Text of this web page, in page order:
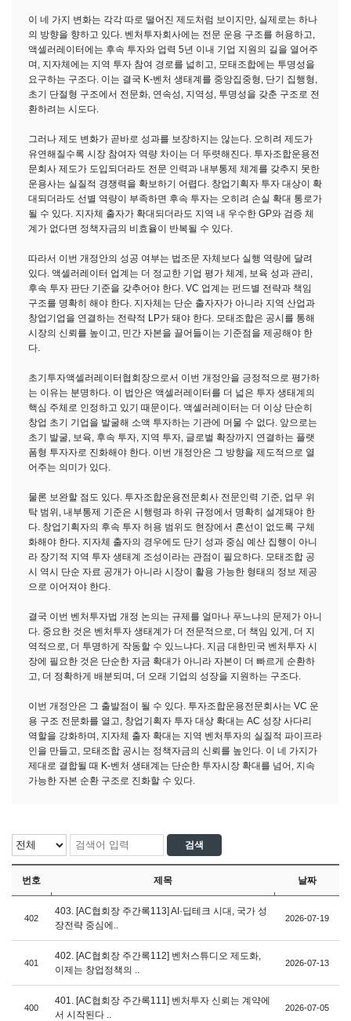
이 네 가지 변화는 각각 따로 떨어진 제도처럼 보이지만, 실제로는 하나
의 방향을 향하고 있다. 벤처투자회사에는 전문 운용 구조를 허용하고,
액셀러레이터에는 후속 투자와 업력 5년 이내 기업 지원의 길을 열어주
며, 지자체에는 지역 투자 참여 경로를 넓히고, 모태조합에는 투명성을
요구하는 구조다. 이는 결국 K-벤처 생태계를 중앙집중형, 단기 집행형,
초기 단절형 구조에서 전문화, 연속성, 지역성, 투명성을 갖춘 구조로 전
환하려는 시도다.
그러나 제도 변화가 곧바로 성과를 보장하지는 않는다. 오히려 제도가
유연해질수록 시장 참여자 역량 차이는 더 뚜렷해진다. 투자조합운용전
문회사 제도가 도입되더라도 전문 인력과 내부통제 체계를 갖추지 못한
운용사는 실질적 경쟁력을 확보하기 어렵다. 창업기획자 투자 대상이 확
대되더라도 선별 역량이 부족하면 후속 투자는 오히려 손실 확대 통로가
될 수 있다. 지자체 출자가 확대되더라도 지역 내 우수한 GP와 검증 체
계가 없다면 정책자금의 비효율이 반복될 수 있다.
따라서 이번 개정안의 성공 여부는 법조문 자체보다 실행 역량에 달려
있다. 액셀러레이터 업계는 더 정교한 기업 평가 체계, 보육 성과 관리,
후속 투자 판단 기준을 갖추어야 한다. VC 업계는 펀드별 전략과 책임
구조를 명확히 해야 한다. 지자체는 단순 출자자가 아니라 지역 산업과
창업기업을 연결하는 전략적 LP가 돼야 한다. 모태조합은 공시를 통해
시장의 신뢰를 높이고, 민간 자본을 끌어들이는 기준점을 제공해야 한
다.
초기투자액셀러레이터협회장으로서 이번 개정안을 긍정적으로 평가하
는 이유는 분명하다. 이 법안은 액셀러레이터를 더 넓은 투자 생태계의
핵심 주체로 인정하고 있기 때문이다. 액셀러레이터는 더 이상 단순히
창업 초기 기업을 발굴해 소액 투자하는 기관에 머물 수 없다. 앞으로는
초기 발굴, 보육, 후속 투자, 지역 투자, 글로벌 확장까지 연결하는 플랫
폼형 투자자로 진화해야 한다. 이번 개정안은 그 방향을 제도적으로 열
어주는 의미가 있다.
물론 보완할 점도 있다. 투자조합운용전문회사 전문인력 기준, 업무 위
탁 범위, 내부통제 기준은 시행령과 하위 규정에서 명확히 설계돼야 한
다. 창업기획자의 후속 투자 허용 범위도 현장에서 혼선이 없도록 구체
화해야 한다. 지자체 출자의 경우에도 단기 성과 중심 예산 집행이 아니
라 장기적 지역 투자 생태계 조성이라는 관점이 필요하다. 모태조합 공
시 역시 단순 자료 공개가 아니라 시장이 활용 가능한 형태의 정보 제공
으로 이어져야 한다.
결국 이번 벤처투자법 개정 논의는 규제를 얼마나 푸느냐의 문제가 아니
다. 중요한 것은 벤처투자 생태계가 더 전문적으로, 더 책임 있게, 더 지
역적으로, 더 투명하게 작동할 수 있느냐다. 지금 대한민국 벤처투자 시
장에 필요한 것은 단순한 자금 확대가 아니라 자본이 더 빠르게 순환하
고, 더 정확하게 배분되며, 더 오래 기업의 성장을 지원하는 구조다.
이번 개정안은 그 출발점이 될 수 있다. 투자조합운용전문회사는 VC 운
용 구조 전문화를 열고, 창업기획자 투자 대상 확대는 AC 성장 사다리
역할을 강화하며, 지자체 출자 확대는 지역 벤처투자의 실질적 파이프라
인을 만들고, 모태조합 공시는 정책자금의 신뢰를 높인다. 이 네 가지가
제대로 결합될 때 K-벤처 생태계는 단순한 투자시장 확대를 넘어, 지속
가능한 자본 순환 구조로 진화할 수 있다.
번호 제목 날짜
402
403. [AC협회장 주간록113] AI·딥테크 시대, 국가 성
장전략 중심에..
2026-07-19
401
402. [AC협회장 주간록112] 벤처스튜디오 제도화,
이제는 창업정책의 ..
2026-07-13
400
401. [AC협회장 주간록111] 벤처투자 신뢰는 계약에
서 시작된다 ..
2026-07-05